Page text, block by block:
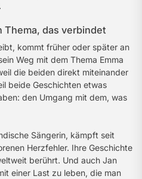
Thema, das verbindet
kommt früher oder später an
Weg mit dem Thema Emma
die beiden direkt miteinander
beide Geschichten etwas
den Umgang mit dem, was
Sängerin, kämpft seit
Herzfehler. Ihre Geschichte
berührt. Und auch Jan
einer Last zu leben, die man